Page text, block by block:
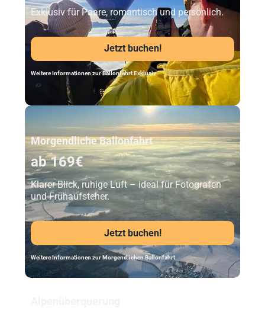
Exklusiv für Paare, romantisch und persönlich.
Jetzt buchen!
Weitere Informationen zur Ballonfahrt Exklusiv
Morgendliche Ballonfahrt
ab 169€
Klarer Blick, ruhige Luft – ideal für Fotografen
und Frühaufsteher.
Jetzt buchen!
Weitere Informationen zur Morgendlichen Ballonfahrt